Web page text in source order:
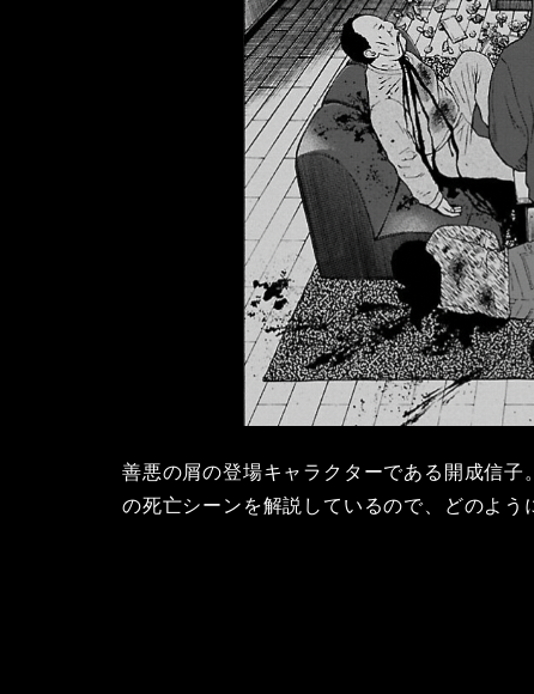
善悪の屑の登場キャラクターである開成信
の死亡シーンを解説しているので、どのよう